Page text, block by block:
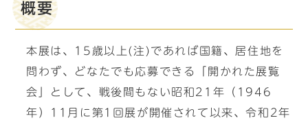
概要
本展は、15歳以上(注)であれば国籍、居住地を
問わず、どなたでも応募できる「開かれた展覧
会」として、戦後間もない昭和21年（1946
年）11月に第1回展が開催されて以来、令和2年